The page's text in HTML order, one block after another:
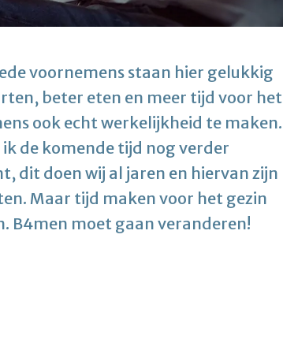
voornemens staan hier gelukkig
beter eten en meer tijd voor het
ook echt werkelijkheid te maken.
de komende tijd nog verder
dit doen wij al jaren en hiervan zijn
Maar tijd maken voor het gezin
B4men moet gaan veranderen!